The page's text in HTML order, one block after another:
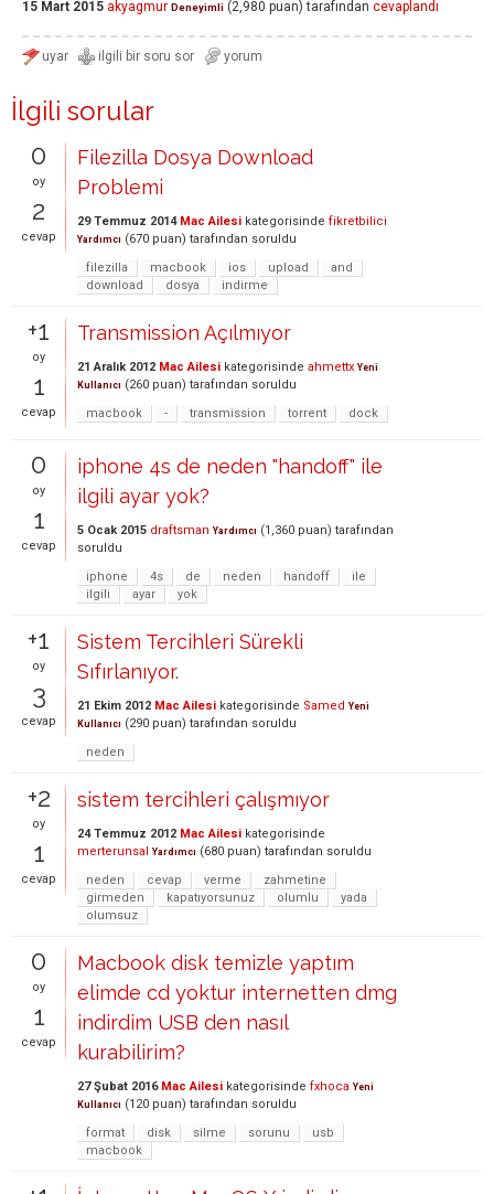
15 Mart 2015 akyagmur Deneyimli (2,980 puan) tarafından cevaplandı
İlgili sorular
0
oy
2
cevap
Filezilla Dosya Download
Problemi
29 Temmuz 2014 Mac Ailesi kategorisinde fikretbilici
Yardımcı (670 puan) tarafından soruldu
filezilla
macbook ios upload
and
download
dosya indirme
+1
oy
1
cevap
Transmission Açılmıyor
21 Aralık 2012 Mac Ailesi kategorisinde ahmettx Yeni
Kullanıcı (260 puan) tarafından soruldu
macbook
- transmission torrent dock
0
oy
1
cevap
iphone 4s de neden "handoff" ile
ilgili ayar yok?
5 Ocak 2015 draftsman Yardımcı (1,360 puan) tarafından
soruldu
iphone
4s de neden handoff
ile
ilgili
ayar yok
+1
oy
3
cevap
Sistem Tercihleri Sürekli
Sıfırlanıyor.
21 Ekim 2012 Mac Ailesi kategorisinde Samed Yeni
Kullanıcı (290 puan) tarafından soruldu
neden
+2
oy
1
cevap
sistem tercihleri çalışmıyor
24 Temmuz 2012 Mac Ailesi kategorisinde
merterunsal Yardımcı (680 puan) tarafından soruldu
neden
cevap verme
zahmetine
girmeden
kapatıyorsunuz olumlu
yada
olumsuz
0
oy
1
cevap
Macbook disk temizle yaptım
elimde cd yoktur internetten dmg
indirdim USB den nasıl
kurabilirim?
27 Şubat 2016 Mac Ailesi kategorisinde fxhoca Yeni
Kullanıcı (120 puan) tarafından soruldu
format
disk silme sorunu
usb
macbook